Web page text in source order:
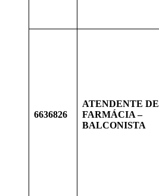
6636826
ATENDENTE DE
FARMÁCIA –
BALCONISTA